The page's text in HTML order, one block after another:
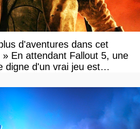
d'aventures dans cet
En attendant Fallout 5, une
digne d'un vrai jeu est